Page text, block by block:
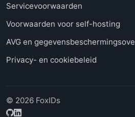
Servicevoorwaarden
Voorwaarden voor self-hosting
AVG en
Privacy- en cookiebeleid
© 2026 FoxIDs